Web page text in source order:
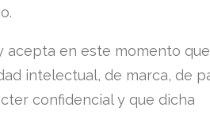
acepta en este momento
intelectual, de marca, de
confidencial y que dicha